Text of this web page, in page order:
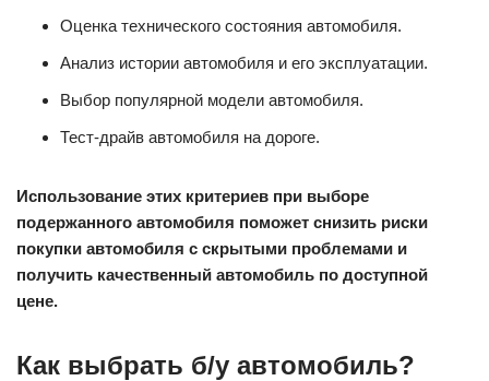
Оценка технического состояния автомобиля.
Анализ истории автомобиля и его эксплуатации.
Выбор популярной модели автомобиля.
Тест-драйв автомобиля на дороге.
Использование этих критериев при выборе
подержанного автомобиля поможет снизить риски
покупки автомобиля с скрытыми проблемами и
получить качественный автомобиль по доступной
цене.
Как выбрать б/у автомобиль?